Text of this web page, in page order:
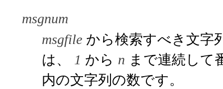
msgnum
msgfile から検索すべき文字
は、
1 から n まで連続して
内の文字列の数です。